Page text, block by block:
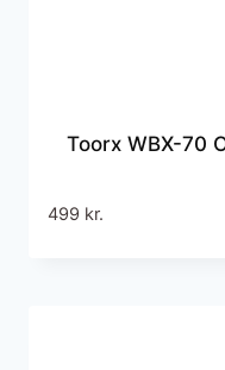
Toorx WBX-70
499 kr.